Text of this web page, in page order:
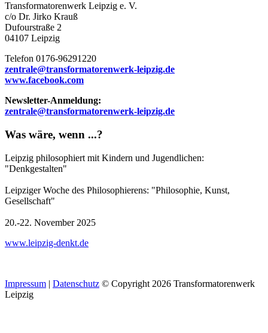
Transformatorenwerk Leipzig e. V.
c/o Dr. Jirko Krauß
Dufourstraße 2
04107 Leipzig
Telefon 0176-96291220
zentrale@transformatorenwerk-leipzig.de
www.facebook.com
Newsletter-Anmeldung:
zentrale@transformatorenwerk-leipzig.de
Was wäre, wenn ...?
Leipzig philosophiert mit Kindern und Jugendlichen:
"Denkgestalten"
Leipziger Woche des Philosophierens: "Philosophie, Kunst,
Gesellschaft"
20.-22. November 2025
www.leipzig-denkt.de
Impressum | Datenschutz © Copyright 2026 Transformatorenwerk
Leipzig